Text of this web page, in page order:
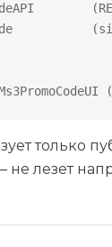
только
не лезет